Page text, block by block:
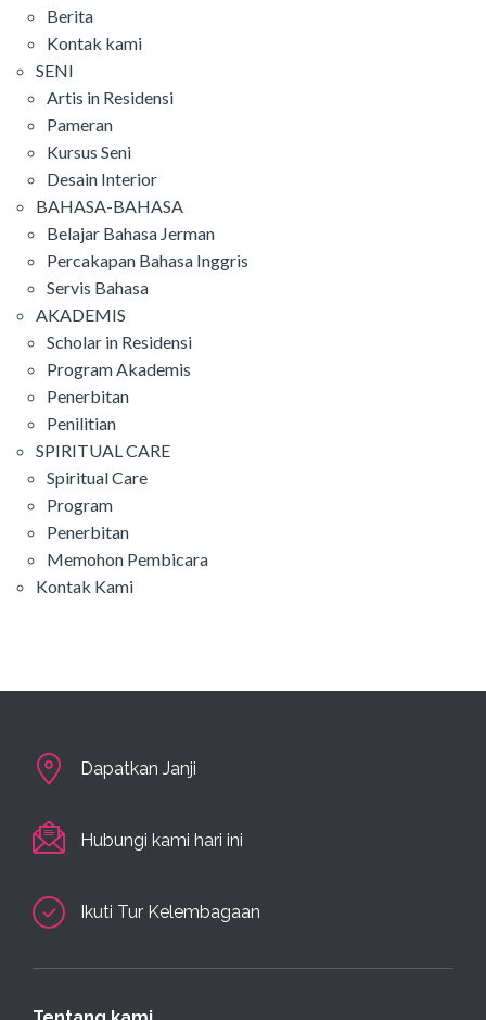
Berita
Kontak kami
SENI
Artis in Residensi
Pameran
Kursus Seni
Desain Interior
BAHASA-BAHASA
Belajar Bahasa Jerman
Percakapan Bahasa Inggris
Servis Bahasa
AKADEMIS
Scholar in Residensi
Program Akademis
Penerbitan
Penilitian
SPIRITUAL CARE
Spiritual Care
Program
Penerbitan
Memohon Pembicara
Kontak Kami
Dapatkan Janji
Hubungi kami hari ini
Ikuti Tur Kelembagaan